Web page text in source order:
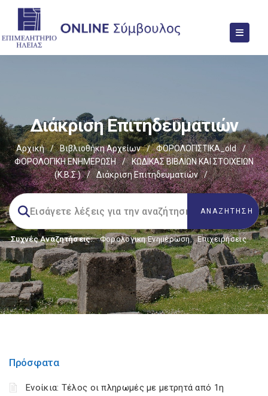
Διάκριση Επιτηδευματιών
Αρχική / Βιβλιοθήκη Αρχείων / ΦΟΡΟΛΟΓΙΣΤΙΚΑ_old
/
ΦΟΡΟΛΟΓΙΚΗ ΕΝΗΜΕΡΩΣΗ
/
ΚΩΔΙΚΑΣ ΒΙΒΛΙΩΝ ΚΑΙ ΣΤΟΙΧΕΙΩΝ
(Κ.Β.Σ.)
/ Διάκριση Επιτηδευματιών /
Συχνές Αναζητήσεις: Φορολογικη Ενημέρωση, Επιχειρήσεις
Πρόσφατα
Ενοίκια: Τέλος οι πληρωμές με μετρητά από 1η